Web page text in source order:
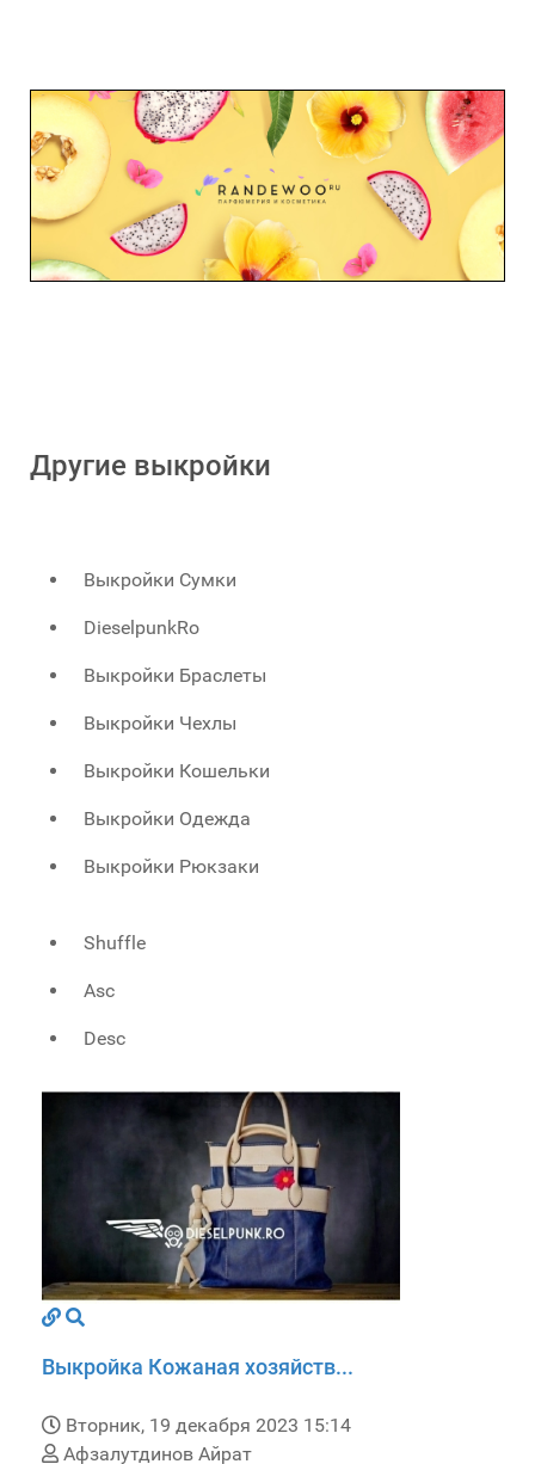
Другие выкройки
Выкройки Сумки
DieselpunkRo
Выкройки Браслеты
Выкройки Чехлы
Выкройки Кошельки
Выкройки Одежда
Выкройки Рюкзаки
Shuffle
Asc
Desc
Выкройка Кожаная хозяйств...
Вторник, 19 декабря 2023 15:14
Афзалутдинов Айрат